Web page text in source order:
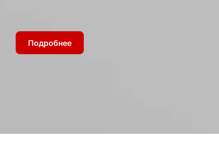
Подробнее